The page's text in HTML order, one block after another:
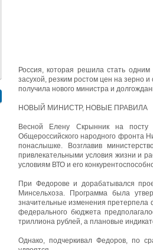
Россия, которая решила стать
засухой, резким ростом цен на зерно
получила нового министра и
НОВЫЙ МИНИСТР, НОВЫЕ ПРАВИЛА
Весной Елену Скрынник на посту
Общероссийского народного фронта
понаслышке. Возглавив
привлекательными условия жизни и
условиям ВТО и его
При Федорове и дорабатывался
Минсельхоза. Программа была
значительные изменения претерпела
федерального бюджета
триллиона рублей, а плановые
Однако, подчеркивал Федоров, по